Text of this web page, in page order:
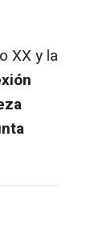
XX y la